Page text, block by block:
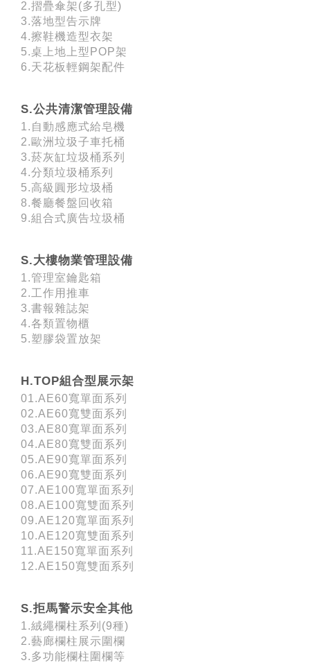
2.摺疊傘架(多孔型)
3.落地型告示牌
4.擦鞋機造型衣架
5.桌上地上型POP架
6.天花板輕鋼架配件
S.公共清潔管理設備
1.自動感應式給皂機
2.歐洲垃圾子車托桶
3.菸灰缸垃圾桶系列
4.分類垃圾桶系列
5.高級圓形垃圾桶
8.餐廳餐盤回收箱
9.組合式廣告垃圾桶
S.大樓物業管理設備
1.管理室鑰匙箱
2.工作用推車
3.書報雜誌架
4.各類置物櫃
5.塑膠袋置放架
H.TOP組合型展示架
01.AE60寬單面系列
02.AE60寬雙面系列
03.AE80寬單面系列
04.AE80寬雙面系列
05.AE90寬單面系列
06.AE90寬雙面系列
07.AE100寬單面系列
08.AE100寬雙面系列
09.AE120寬單面系列
10.AE120寬雙面系列
11.AE150寬單面系列
12.AE150寬雙面系列
S.拒馬警示安全其他
1.絨繩欄柱系列(9種)
2.藝廊欄柱展示圍欄
3.多功能欄柱圍欄等